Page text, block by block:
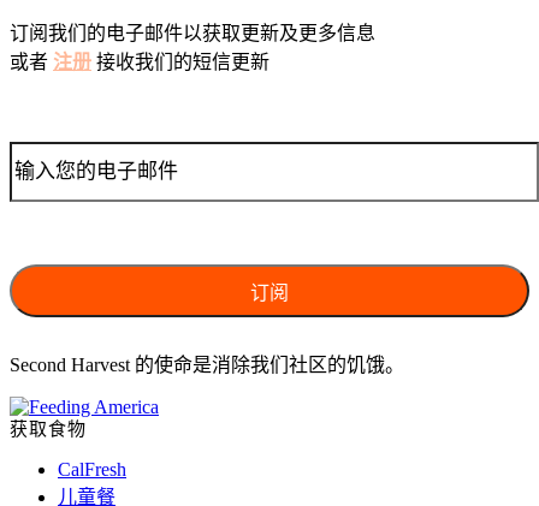
订阅我们的电子邮件以获取更新及更多信息
或者 注册 接收我们的短信更新
Second Harvest 的使命是消除我们社区的饥饿。
获取食物
CalFresh
儿童餐